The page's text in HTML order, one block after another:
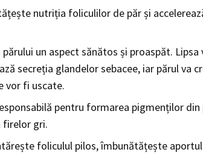
nutriția foliculilor de păr și
un aspect sănătos și proaspăt. Lipsa
secreția glandelor sebacee, iar părul va
vor fi uscate.
pentru formarea pigmenților din
firelor gri.
foliculul pilos, îmbunătățește